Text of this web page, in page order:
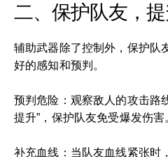
二、保护队友，
辅助武器除了控制外，保护队
好的感知和预判。
预判危险：观察敌人的攻击路
提升”，保护队友免受爆发伤害
补充血线：当队友血线紧张时